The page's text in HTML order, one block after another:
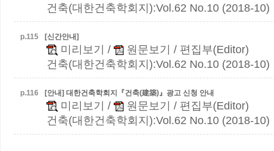
건축(대한건축학회지):Vol.62 No.10 (2018-10)
p.115 [신간안내]
미리보기 / 원문보기
/ 편집부(Editor)
건축(대한건축학회지):Vol.62 No.10 (2018-10)
p.116 [안내] 대한건축학회지『건축(建築)』광고 신청 안내
미리보기 / 원문보기
/ 편집부(Editor)
건축(대한건축학회지):Vol.62 No.10 (2018-10)